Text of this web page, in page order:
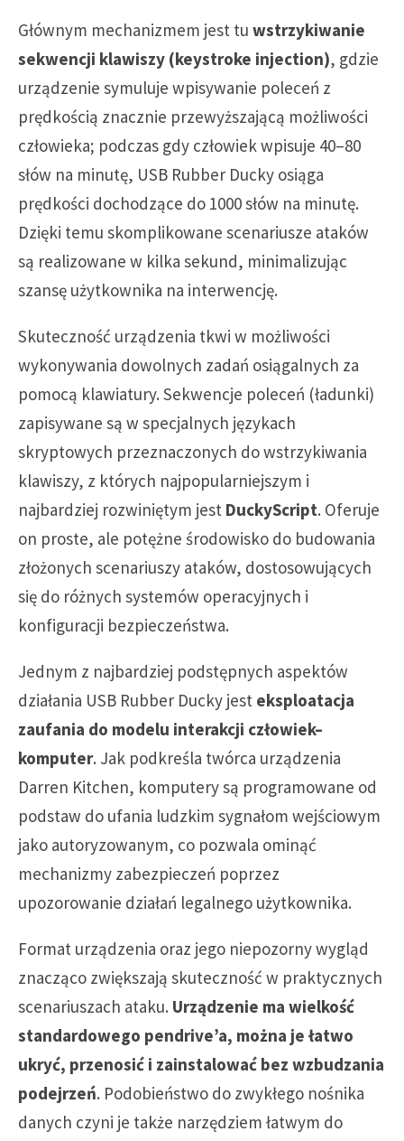
Głównym mechanizmem jest tu wstrzykiwanie
sekwencji klawiszy (keystroke injection), gdzie
urządzenie symuluje wpisywanie poleceń z
prędkością znacznie przewyższającą możliwości
człowieka; podczas gdy człowiek wpisuje 40–80
słów na minutę, USB Rubber Ducky osiąga
prędkości dochodzące do 1000 słów na minutę.
Dzięki temu skomplikowane scenariusze ataków
są realizowane w kilka sekund, minimalizując
szansę użytkownika na interwencję.
Skuteczność urządzenia tkwi w możliwości
wykonywania dowolnych zadań osiągalnych za
pomocą klawiatury. Sekwencje poleceń (ładunki)
zapisywane są w specjalnych językach
skryptowych przeznaczonych do wstrzykiwania
klawiszy, z których najpopularniejszym i
najbardziej rozwiniętym jest DuckyScript. Oferuje
on proste, ale potężne środowisko do budowania
złożonych scenariuszy ataków, dostosowujących
się do różnych systemów operacyjnych i
konfiguracji bezpieczeństwa.
Jednym z najbardziej podstępnych aspektów
działania USB Rubber Ducky jest eksploatacja
zaufania do modelu interakcji człowiek–
komputer. Jak podkreśla twórca urządzenia
Darren Kitchen, komputery są programowane od
podstaw do ufania ludzkim sygnałom wejściowym
jako autoryzowanym, co pozwala ominąć
mechanizmy zabezpieczeń poprzez
upozorowanie działań legalnego użytkownika.
Format urządzenia oraz jego niepozorny wygląd
znacząco zwiększają skuteczność w praktycznych
scenariuszach ataku. Urządzenie ma wielkość
standardowego pendrive’a, można je łatwo
ukryć, przenosić i zainstalować bez wzbudzania
podejrzeń. Podobieństwo do zwykłego nośnika
danych czyni je także narzędziem łatwym do